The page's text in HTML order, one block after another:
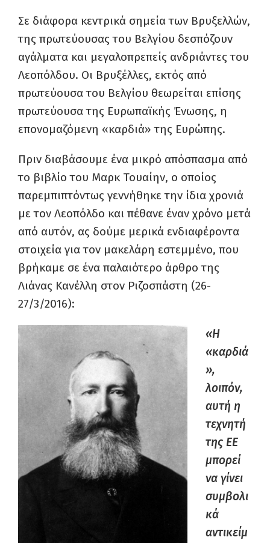
Σε διάφορα κεντρικά σημεία των Βρυξελλών,
της πρωτεύουσας του Βελγίου δεσπόζουν
αγάλματα και μεγαλοπρεπείς ανδριάντες του
Λεοπόλδου. Οι Βρυξέλλες, εκτός από
πρωτεύουσα του Βελγίου θεωρείται επίσης
πρωτεύουσα της Ευρωπαϊκής Ένωσης, η
επονομαζόμενη «καρδιά» της Ευρώπης.
Πριν διαβάσουμε ένα μικρό απόσπασμα από
το βιβλίο του Μαρκ Τουαίην, ο οποίος
παρεμπιπτόντως γεννήθηκε την ίδια χρονιά
με τον Λεοπόλδο και πέθανε έναν χρόνο μετά
από αυτόν, ας δούμε μερικά ενδιαφέροντα
στοιχεία για τον μακελάρη εστεμμένο, που
βρήκαμε σε ένα παλαιότερο άρθρο της
Λιάνας Κανέλλη στον Ριζοσπάστη (26-
27/3/2016):
«Η
«καρδιά
»,
λοιπόν,
αυτή η
τεχνητή
της ΕΕ
μπορεί
να γίνει
συμβολι
κά
αντικείμ